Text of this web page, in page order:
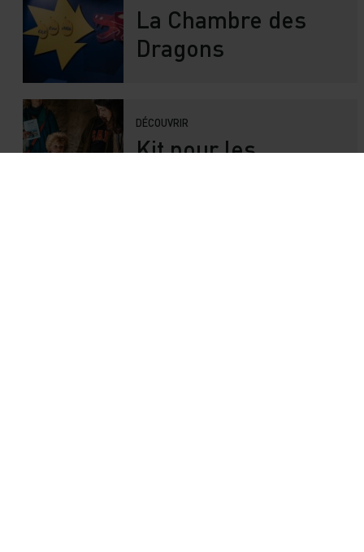
La Chambre des
Dragons
DÉCOUVRIR
Kit pour les